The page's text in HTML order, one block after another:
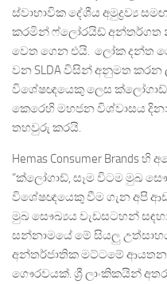
ස්වාභාවික දේශීය අමුද්‍රව්‍ය
කරමින් ෆ්ලෝරයිඩ් අන්තර්ගත
වෙත ගෙන එයි. ලෝක දන්ත
වන SLDA විසින් අනුමත කරන
විශේෂඥයෙකු ලෙස ක්ලෝගාඩ්
කෙරෙහි මහජන විශ්වාසය
තහවුරු කරයි.
Hemas Consumer Brands
“ක්ලෝගාඩ්, සෑම විටම මුඛ
විශේෂඥයෙකු වීම ගැන අපි
මුඛ සෞඛ්‍යය වැඩසටහන්
සන්නාමයේ මේ සියලු
අන්තර්ජාතික මට්ටමේ
ගෞරවයක්. ශ්‍රී ලාංකිකයින්